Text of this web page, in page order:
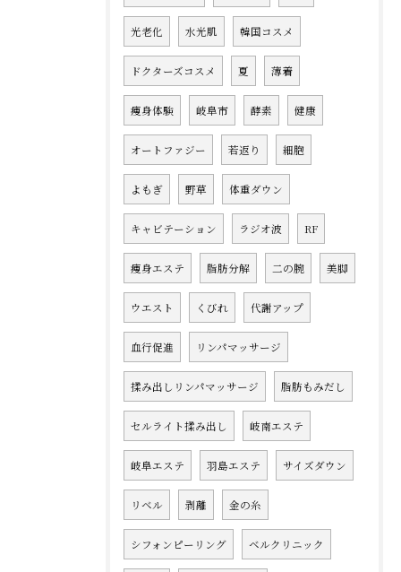
光老化 水光肌 韓国コスメ
ドクターズコスメ 夏 薄着
痩身体験 岐阜市 酵素 健康
オートファジー 若返り 細胞
よもぎ 野草 体重ダウン
キャビテーション ラジオ波 RF
痩身エステ 脂肪分解 二の腕 美脚
ウエスト くびれ 代謝アップ
血行促進 リンパマッサージ
揉み出しリンパマッサージ 脂肪もみだし
セルライト揉み出し 岐南エステ
岐阜エステ 羽島エステ サイズダウン
リベル 剥離 金の糸
シフォンピーリング ベルクリニック